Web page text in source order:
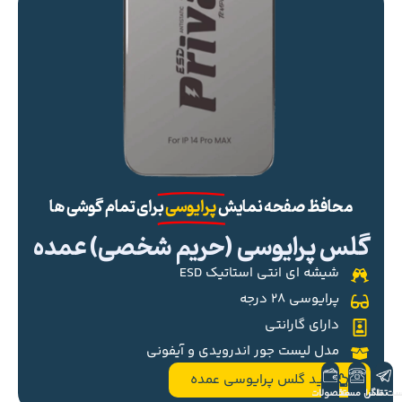
محافظ صفحه نمایشپرایوسیبرای تمام گوشی ها
گلس پرایوسی (حریم شخصی) عمده
شیشه ای انتی استاتیک ESD
پرایوسی ۲۸ درجه
دارای گارانتی
مدل لیست جور اندرویدی و آیفونی
خرید گلس پرایوسی عمده
تلگرام
تماس مستقیم
محصولات